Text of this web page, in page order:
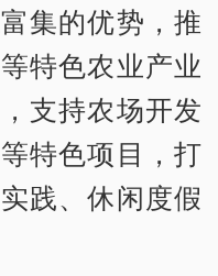
集的优势，推
特色农业产业
支持农场开发
特色项目，打
践、休闲度假